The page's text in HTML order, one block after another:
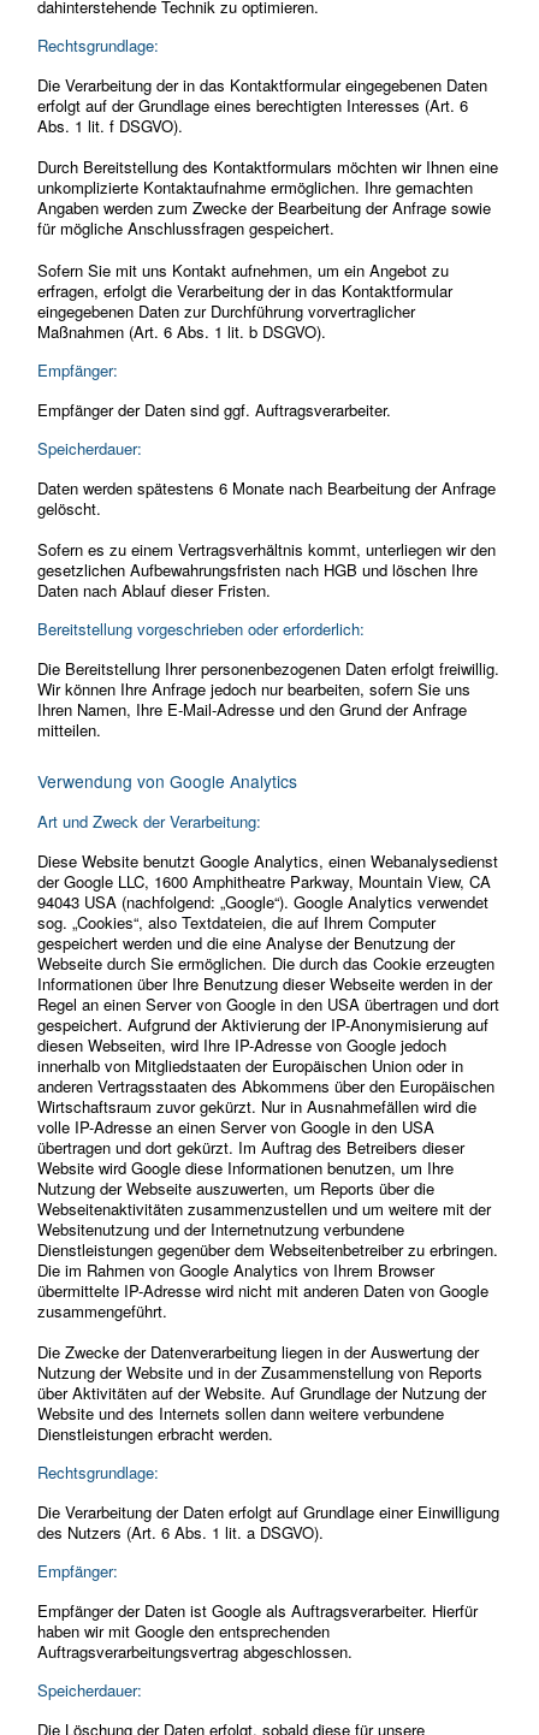
dahinterstehende Technik zu optimieren.
Rechtsgrundlage:
Die Verarbeitung der in das Kontaktformular eingegebenen Daten
erfolgt auf der Grundlage eines berechtigten Interesses (Art. 6
Abs. 1 lit. f DSGVO).
Durch Bereitstellung des Kontaktformulars möchten wir Ihnen eine
unkomplizierte Kontaktaufnahme ermöglichen. Ihre gemachten
Angaben werden zum Zwecke der Bearbeitung der Anfrage sowie
für mögliche Anschlussfragen gespeichert.
Sofern Sie mit uns Kontakt aufnehmen, um ein Angebot zu
erfragen, erfolgt die Verarbeitung der in das Kontaktformular
eingegebenen Daten zur Durchführung vorvertraglicher
Maßnahmen (Art. 6 Abs. 1 lit. b DSGVO).
Empfänger:
Empfänger der Daten sind ggf. Auftragsverarbeiter.
Speicherdauer:
Daten werden spätestens 6 Monate nach Bearbeitung der Anfrage
gelöscht.
Sofern es zu einem Vertragsverhältnis kommt, unterliegen wir den
gesetzlichen Aufbewahrungsfristen nach HGB und löschen Ihre
Daten nach Ablauf dieser Fristen.
Bereitstellung vorgeschrieben oder erforderlich:
Die Bereitstellung Ihrer personenbezogenen Daten erfolgt freiwillig.
Wir können Ihre Anfrage jedoch nur bearbeiten, sofern Sie uns
Ihren Namen, Ihre E-Mail-Adresse und den Grund der Anfrage
mitteilen.
Verwendung von Google Analytics
Art und Zweck der Verarbeitung:
Diese Website benutzt Google Analytics, einen Webanalysedienst
der Google LLC, 1600 Amphitheatre Parkway, Mountain View, CA
94043 USA (nachfolgend: „Google“). Google Analytics verwendet
sog. „Cookies“, also Textdateien, die auf Ihrem Computer
gespeichert werden und die eine Analyse der Benutzung der
Webseite durch Sie ermöglichen. Die durch das Cookie erzeugten
Informationen über Ihre Benutzung dieser Webseite werden in der
Regel an einen Server von Google in den USA übertragen und dort
gespeichert. Aufgrund der Aktivierung der IP-Anonymisierung auf
diesen Webseiten, wird Ihre IP-Adresse von Google jedoch
innerhalb von Mitgliedstaaten der Europäischen Union oder in
anderen Vertragsstaaten des Abkommens über den Europäischen
Wirtschaftsraum zuvor gekürzt. Nur in Ausnahmefällen wird die
volle IP-Adresse an einen Server von Google in den USA
übertragen und dort gekürzt. Im Auftrag des Betreibers dieser
Website wird Google diese Informationen benutzen, um Ihre
Nutzung der Webseite auszuwerten, um Reports über die
Webseitenaktivitäten zusammenzustellen und um weitere mit der
Websitenutzung und der Internetnutzung verbundene
Dienstleistungen gegenüber dem Webseitenbetreiber zu erbringen.
Die im Rahmen von Google Analytics von Ihrem Browser
übermittelte IP-Adresse wird nicht mit anderen Daten von Google
zusammengeführt.
Die Zwecke der Datenverarbeitung liegen in der Auswertung der
Nutzung der Website und in der Zusammenstellung von Reports
über Aktivitäten auf der Website. Auf Grundlage der Nutzung der
Website und des Internets sollen dann weitere verbundene
Dienstleistungen erbracht werden.
Rechtsgrundlage:
Die Verarbeitung der Daten erfolgt auf Grundlage einer Einwilligung
des Nutzers (Art. 6 Abs. 1 lit. a DSGVO).
Empfänger:
Empfänger der Daten ist Google als Auftragsverarbeiter. Hierfür
haben wir mit Google den entsprechenden
Auftragsverarbeitungsvertrag abgeschlossen.
Speicherdauer:
Die Löschung der Daten erfolgt, sobald diese für unsere